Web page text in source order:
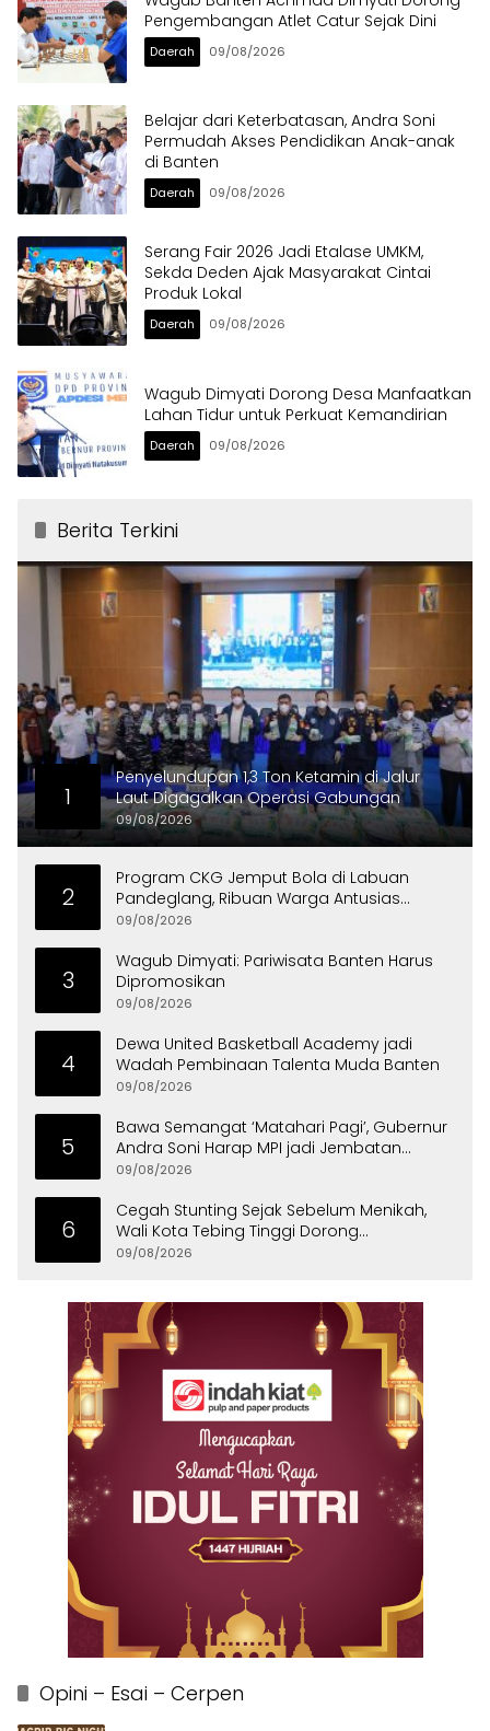
Pengembangan Atlet Catur Sejak Dini
Daerah 09/08/2026
Belajar dari Keterbatasan, Andra Soni
Permudah Akses Pendidikan Anak-anak
di Banten
Daerah 09/08/2026
Serang Fair 2026 Jadi Etalase UMKM,
Sekda Deden Ajak Masyarakat Cintai
Produk Lokal
Daerah 09/08/2026
Wagub Dimyati Dorong Desa Manfaatkan
Lahan Tidur untuk Perkuat Kemandirian
Daerah 09/08/2026
Berita Terkini
1
Penyelundupan 1,3 Ton Ketamin di Jalur
Laut Digagalkan Operasi Gabungan
09/08/2026
2
Program CKG Jemput Bola di Labuan
Pandeglang, Ribuan Warga Antusias
Periksa Kesehatan
09/08/2026
3
Wagub Dimyati: Pariwisata Banten Harus
Dipromosikan
09/08/2026
4
Dewa United Basketball Academy jadi
Wadah Pembinaan Talenta Muda Banten
09/08/2026
5
Bawa Semangat ‘Matahari Pagi’, Gubernur
Andra Soni Harap MPI jadi Jembatan
Aspirasi Warga Banten
09/08/2026
6
Cegah Stunting Sejak Sebelum Menikah,
Wali Kota Tebing Tinggi Dorong
Optimalisasi SP3 Catin
09/08/2026
Opini – Esai – Cerpen